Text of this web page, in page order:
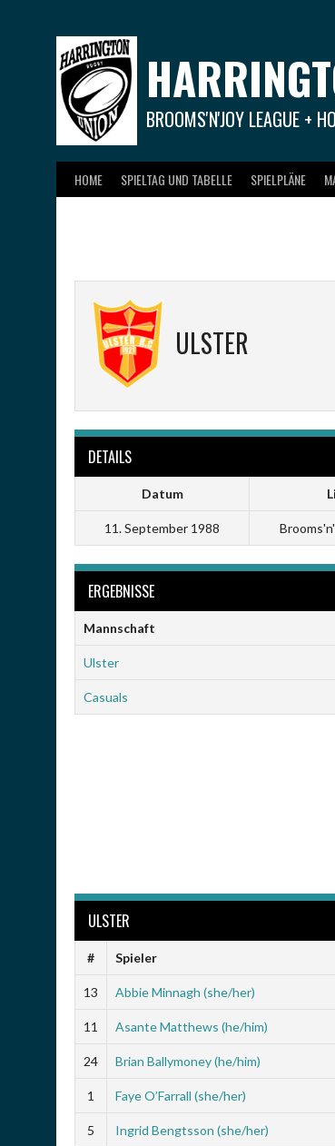
BROOMS'N'JOY LEAGUE +
HOME SPIELTAG UND TABELLE SPIELPLÄNE
ULSTER
DETAILS
Datum
11. September 1988
ERGEBNISSE
Mannschaft
Ulster
Casuals
ULSTER
# Spieler
13 Abbie Minnagh (she/her)
11 Asante Matthews (he/him)
24 Brian Ballymoney (he/him)
1 Faye O’Farrall (she/her)
5 Ingrid Bengtsson (she/her)